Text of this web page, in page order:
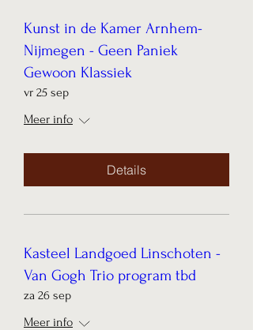
Kunst in de Kamer Arnhem-
Nijmegen - Geen Paniek
Gewoon Klassiek
vr 25 sep
Meer info
Details
Kasteel Landgoed Linschoten -
Van Gogh Trio program tbd
za 26 sep
Meer info